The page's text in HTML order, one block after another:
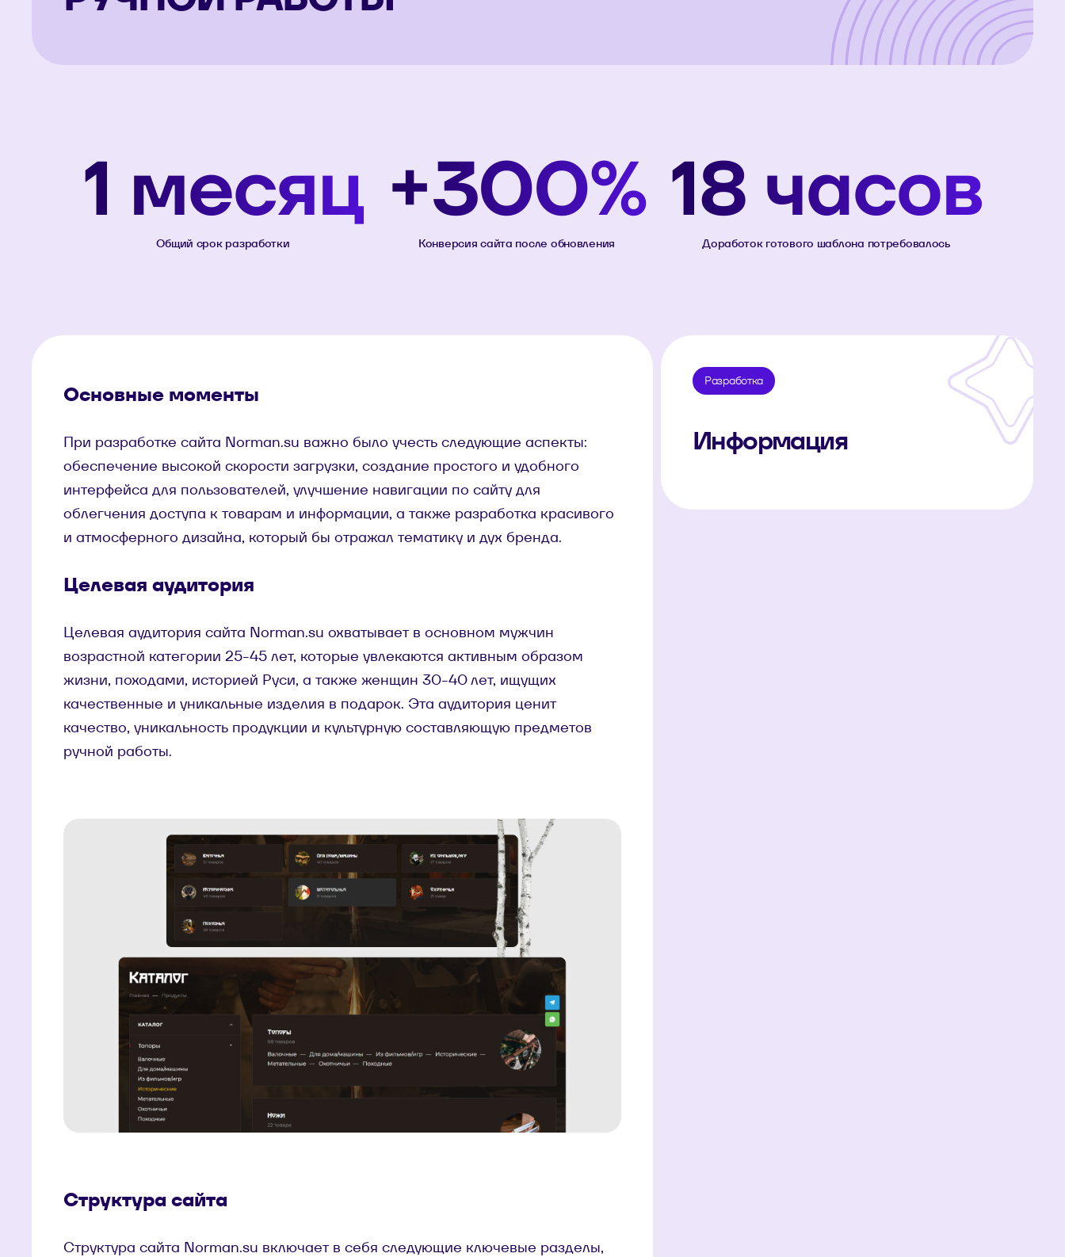
1 месяц
Общий срок разработки
+300%
Конверсия сайта после обновления
18 часов
Доработок готового шаблона потребовалось
Основные моменты
При разработке сайта Norman.su важно было учесть следующие аспекты:
обеспечение высокой скорости загрузки, создание простого и удобного
интерфейса для пользователей, улучшение навигации по сайту для
облегчения доступа к товарам и информации, а также разработка красивого
и атмосферного дизайна, который бы отражал тематику и дух бренда.
Целевая аудитория
Целевая аудитория сайта Norman.su охватывает в основном мужчин
возрастной категории 25-45 лет, которые увлекаются активным образом
жизни, походами, историей Руси, а также женщин 30-40 лет, ищущих
качественные и уникальные изделия в подарок. Эта аудитория ценит
качество, уникальность продукции и культурную составляющую предметов
ручной работы.
Структура сайта
Структура сайта Norman.su включает в себя следующие ключевые разделы,
Разработка
Информация